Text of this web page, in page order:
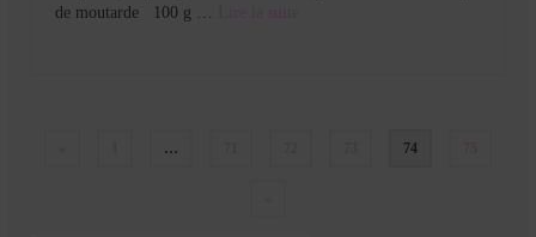
de moutarde 100 g …
Pagination
… 74